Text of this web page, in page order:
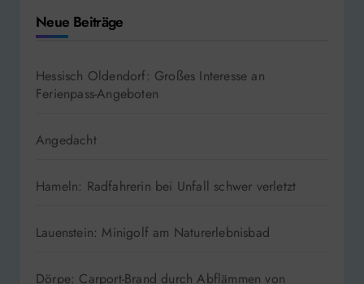
Neue Beiträge
Hessisch Oldendorf: Großes Interesse an